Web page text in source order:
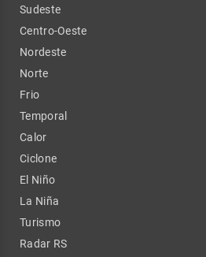
Sudeste
Centro-Oeste
Nordeste
Norte
Frio
Temporal
Calor
Ciclone
El Niño
La Niña
Turismo
Radar RS